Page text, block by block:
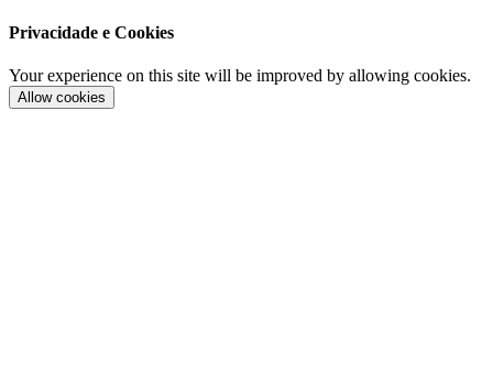
Privacidade e Cookies
Your experience on this site will be improved by allowing cookies.
Allow cookies